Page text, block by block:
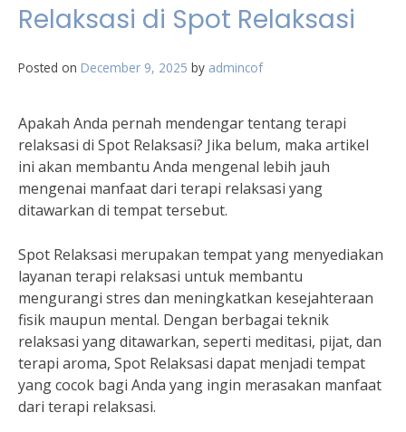
Relaksasi di Spot Relaksasi
Posted on December 9, 2025 by admincof
Apakah Anda pernah mendengar tentang terapi
relaksasi di Spot Relaksasi? Jika belum, maka artikel
ini akan membantu Anda mengenal lebih jauh
mengenai manfaat dari terapi relaksasi yang
ditawarkan di tempat tersebut.
Spot Relaksasi merupakan tempat yang menyediakan
layanan terapi relaksasi untuk membantu
mengurangi stres dan meningkatkan kesejahteraan
fisik maupun mental. Dengan berbagai teknik
relaksasi yang ditawarkan, seperti meditasi, pijat, dan
terapi aroma, Spot Relaksasi dapat menjadi tempat
yang cocok bagi Anda yang ingin merasakan manfaat
dari terapi relaksasi.